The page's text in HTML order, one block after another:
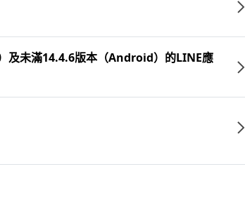
及未滿14.4.6版本（Android）的LINE應